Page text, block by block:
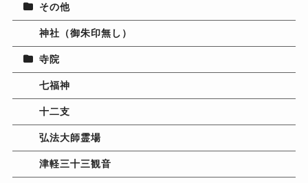
その他
神社（御朱印無し）
寺院
七福神
十二支
弘法大師霊場
津軽三十三観音